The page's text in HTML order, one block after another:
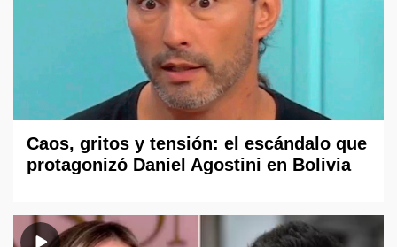
Caos, gritos y tensión: el escándalo que
protagonizó Daniel Agostini en Bolivia